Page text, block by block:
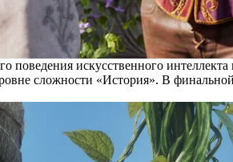
поведения искусственного
сложности «История». В